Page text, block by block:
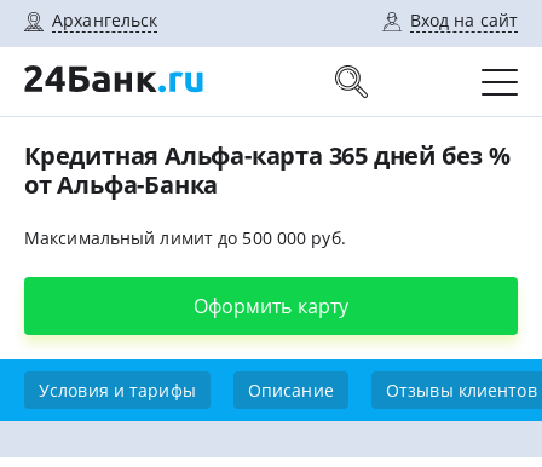
Архангельск Вход на сайт
Кредитная Альфа-карта 365 дней без %
от Альфа-Банка
Максимальный лимит до 500 000 руб.
Оформить карту
Условия и тарифы Описание Отзывы клиентов